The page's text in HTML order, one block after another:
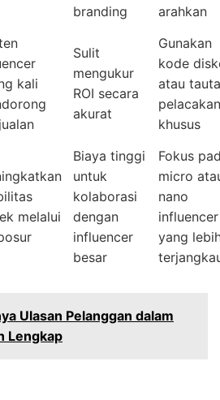
branding
arahkan
kali
Sulit
mengukur
ROI secara
akurat
Gunakan
kode
atau
pelacakan
khusus
melalui
Biaya tinggi
untuk
kolaborasi
dengan
influencer
besar
Fokus
micro
nano
influencer
yang
Ulasan Pelanggan dalam
Lengkap